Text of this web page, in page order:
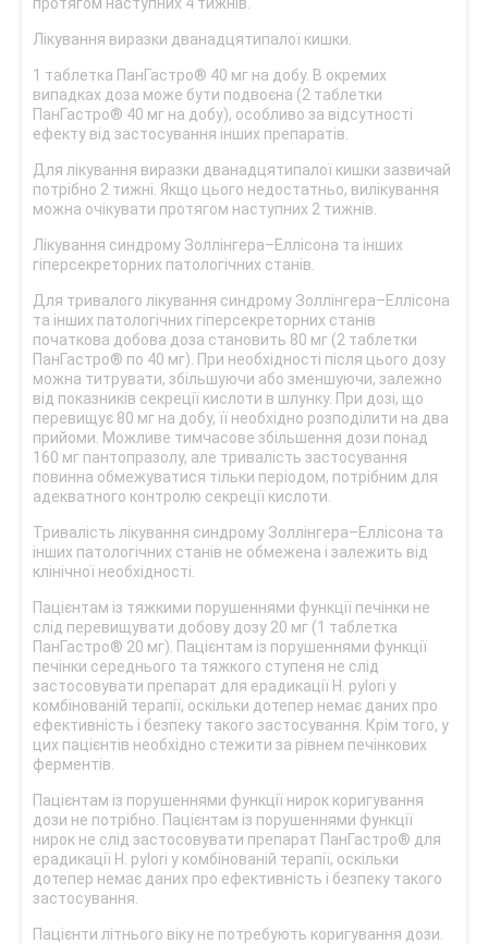
Лікування виразки дванадцятипалої кишки.
1 таблетка ПанГастро® 40 мг на добу. В окремих
випадках доза може бути подвоєна (2 таблетки
ПанГастро® 40 мг на добу), особливо за відсутності
ефекту від застосування інших препаратів.
Для лікування виразки дванадцятипалої кишки зазвичай
потрібно 2 тижні. Якщо цього недостатньо, вилікування
можна очікувати протягом наступних 2 тижнів.
Лікування синдрому Золлінгера–Еллісона та інших
гіперсекреторних патологічних станів.
Для тривалого лікування синдрому Золлінгера–Еллісона
та інших патологічних гіперсекреторних станів
початкова добова доза становить 80 мг (2 таблетки
ПанГастро® по 40 мг). При необхідності після цього дозу
можна титрувати, збільшуючи або зменшуючи, залежно
від показників секреції кислоти в шлунку. При дозі, що
перевищує 80 мг на добу, її необхідно розподілити на два
прийоми. Можливе тимчасове збільшення дози понад
160 мг пантопразолу, але тривалість застосування
повинна обмежуватися тільки періодом, потрібним для
адекватного контролю секреції кислоти.
Тривалість лікування синдрому Золлінгера–Еллісона та
інших патологічних станів не обмежена і залежить від
клінічної необхідності.
Пацієнтам із тяжкими порушеннями функції печінки не
слід перевищувати добову дозу 20 мг (1 таблетка
ПанГастро® 20 мг). Пацієнтам із порушеннями функції
печінки середнього та тяжкого ступеня не слід
застосовувати препарат для ерадикації H. pylori у
комбінованій терапії, оскільки дотепер немає даних про
ефективність і безпеку такого застосування. Крім того, у
цих пацієнтів необхідно стежити за рівнем печінкових
ферментів.
Пацієнтам із порушеннями функції нирок коригування
дози не потрібно. Пацієнтам із порушеннями функції
нирок не слід застосовувати препарат ПанГастро® для
ерадикації H. руlori у комбінованій терапії, оскільки
дотепер немає даних про ефективність і безпеку такого
застосування.
Пацієнти літнього віку не потребують коригування дози.